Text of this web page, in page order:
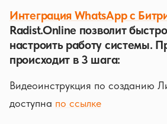
Интеграция WhatsApp с
Radist.Online позволит
настроить работу системы.
происходит в 3 шага:
Видеоинструкция по созданию
доступна по ссылке